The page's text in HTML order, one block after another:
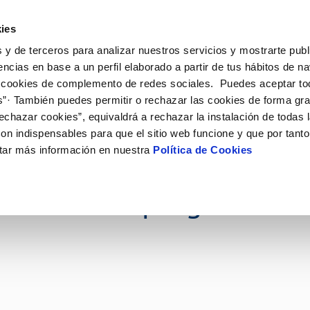
y de terceros para analizar nuestros servicios y mostrarte
en base a un perfil elaborado a partir de tus hábitos de
de complemento de redes sociales. Puedes aceptar
También puedes permitir o rechazar las cookies de forma
cookies”, equivaldrá a rechazar la instalación de todas
indispensables para que el sitio web funcione y que por
más información en nuestra Política de Cookies
de titular
de suministro
MODIFICACIÓN DE DATOS
Actualizar datos bancarios
Actualizar datos de domicilio
Tu Servicio
AL CLIENTE
contacto
y afectaciones
COMPROMISO DE SERVICIO
Carta de compromisos
Customer Counsel (Defensa del
Tu Agua
del agua
consumidor
CUIDADOS DEL AGUA
Consejos de ahorro
Depósitos comunitarios
Conócenos
DE GESTIÓN Y CERTIFICADOS
MEDIDAS ANTIFRAUDE
PERFIL DEL CONTRATANTE
Plataforma de contratación del
público
Portal del proveedor
el Día
con una